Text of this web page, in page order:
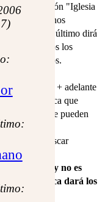
la expresión "Iglesia
muchos menos
porque este último dirá
más todos los
o separados.
un signo + adelante
eso significa que
aunque pueden
para buscar
y no es
y Catolica dará los